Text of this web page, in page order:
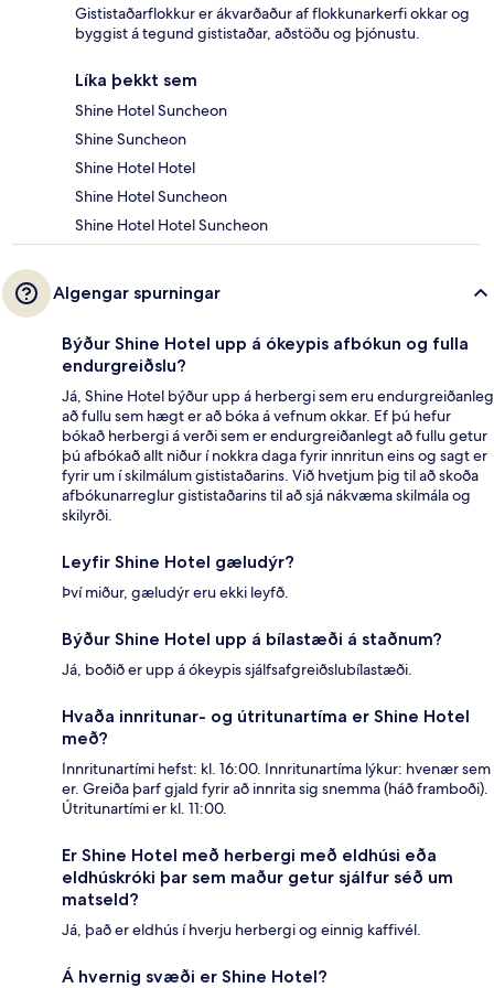
Gististaðarflokkur er ákvarðaður af flokkunarkerfi okkar og
byggist á tegund gististaðar, aðstöðu og þjónustu.
Líka þekkt sem
Shine Hotel Suncheon
Shine Suncheon
Shine Hotel Hotel
Shine Hotel Suncheon
Shine Hotel Hotel Suncheon
Algengar spurningar
Býður Shine Hotel upp á ókeypis afbókun og fulla
endurgreiðslu?
Já, Shine Hotel býður upp á herbergi sem eru endurgreiðanleg
að fullu sem hægt er að bóka á vefnum okkar. Ef þú hefur
bókað herbergi á verði sem er endurgreiðanlegt að fullu getur
þú afbókað allt niður í nokkra daga fyrir innritun eins og sagt er
fyrir um í skilmálum gististaðarins. Við hvetjum þig til að skoða
afbókunarreglur gististaðarins til að sjá nákvæma skilmála og
skilyrði.
Leyfir Shine Hotel gæludýr?
Því miður, gæludýr eru ekki leyfð.
Býður Shine Hotel upp á bílastæði á staðnum?
Já, boðið er upp á ókeypis sjálfsafgreiðslubílastæði.
Hvaða innritunar- og útritunartíma er Shine Hotel
með?
Innritunartími hefst: kl. 16:00. Innritunartíma lýkur: hvenær sem
er. Greiða þarf gjald fyrir að innrita sig snemma (háð framboði).
Útritunartími er kl. 11:00.
Er Shine Hotel með herbergi með eldhúsi eða
eldhúskróki þar sem maður getur sjálfur séð um
matseld?
Já, það er eldhús í hverju herbergi og einnig kaffivél.
Á hvernig svæði er Shine Hotel?